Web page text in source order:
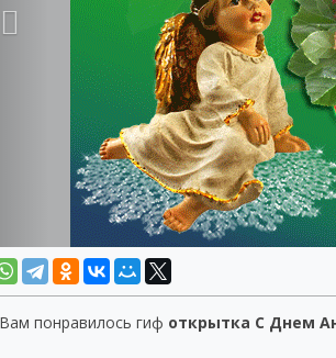
понравилось гиф открытка С Днем